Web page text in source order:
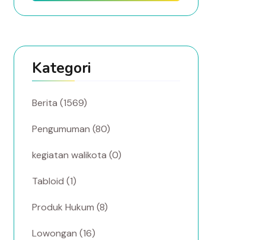
Kategori
Berita (1569)
Pengumuman (80)
kegiatan walikota (0)
Tabloid (1)
Produk Hukum (8)
Lowongan (16)